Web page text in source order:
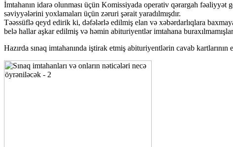
İmtahanın idarə olunması üçün Komissiyada operativ qərargah
səviyyələrini yoxlamaları üçün zəruri şərait yaradılmışdır.
Təəssüflə qeyd edirik ki, dəfələrlə edilmiş elan və xəbərdarlıqlara
belə hallar aşkar edilmiş və həmin abituriyentlər imtahana
Hazırda sınaq imtahanında iştirak etmiş abituriyentlərin cavab kartlarının